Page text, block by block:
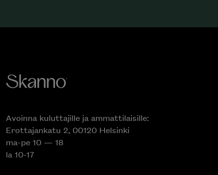
Avoinna kuluttajille ja ammattilaisille:
Erottajankatu 2, 00120 Helsinki
ma-pe 10 — 18
la 10-17